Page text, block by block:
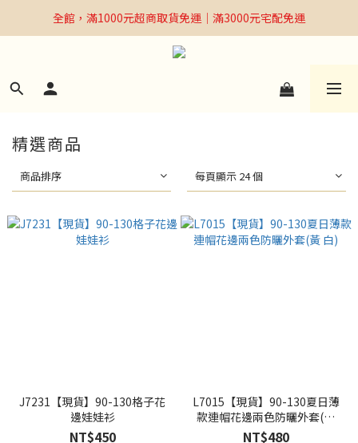
全館，滿1000元超商取貨免運｜滿3000元宅配免運
全館，滿1000元超商取貨免運｜滿3000元宅配免運
Welcome
全館，滿1000元超商取貨免運｜滿3000元宅配免運
精選商品
商品排序 每頁顯示 24 個
J7231【現貨】90-130格子花
邊娃娃衫
NT$450
L7015【現貨】90-130夏日薄
款連帽花邊兩色防曬外套(黃
白)
NT$480